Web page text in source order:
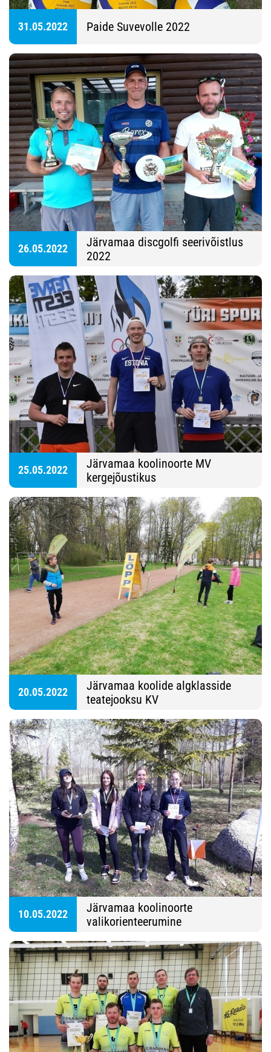
31.05.2022 Paide Suvevolle 2022
26.05.2022
Järvamaa discgolfi seerivõistlus
2022
25.05.2022
Järvamaa koolinoorte MV
kergejõustikus
20.05.2022
Järvamaa koolide algklasside
teatejooksu KV
10.05.2022
Järvamaa koolinoorte
valikorienteerumine